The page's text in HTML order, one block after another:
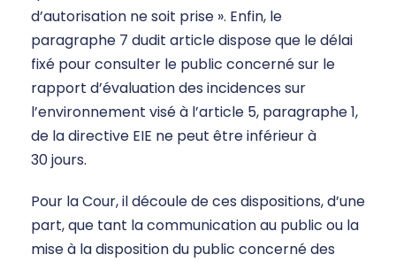
d’autorisation ne soit prise ». Enfin, le
paragraphe 7 dudit article dispose que le délai
fixé pour consulter le public concerné sur le
rapport d’évaluation des incidences sur
l’environnement visé à l’article 5, paragraphe 1,
de la directive EIE ne peut être inférieur à
30 jours.
Pour la Cour, il découle de ces dispositions, d’une
part, que tant la communication au public ou la
mise à la disposition du public concerné des